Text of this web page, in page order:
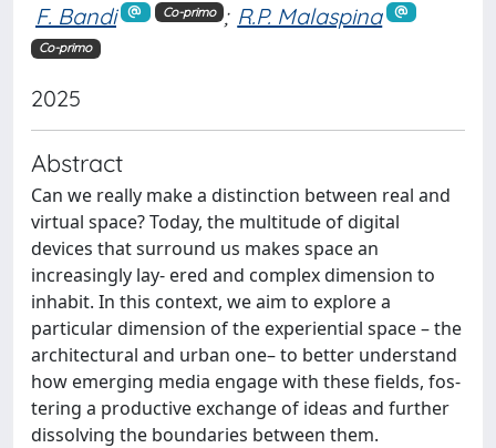
F. Bandi Co-primo ; R.P. Malaspina
Co-primo
2025
Abstract
Can we really make a distinction between real and
virtual space? Today, the multitude of digital
devices that surround us makes space an
increasingly lay- ered and complex dimension to
inhabit. In this context, we aim to explore a
particular dimension of the experiential space – the
architectural and urban one– to better understand
how emerging media engage with these fields, fos-
tering a productive exchange of ideas and further
dissolving the boundaries between them.